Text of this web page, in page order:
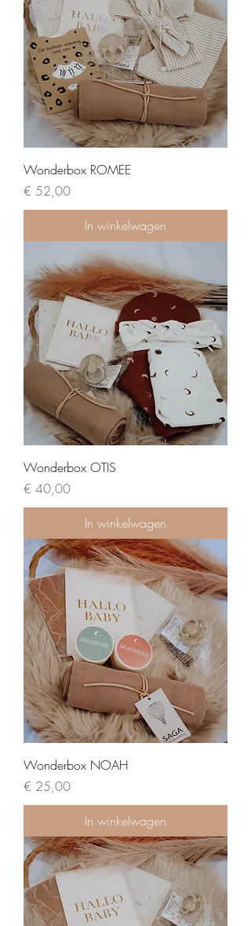
Wonderbox ROMEE
Prijs
€ 52,00
In winkelwagen
Wonderbox OTIS
Prijs
€ 40,00
In winkelwagen
Wonderbox NOAH
Prijs
€ 25,00
In winkelwagen